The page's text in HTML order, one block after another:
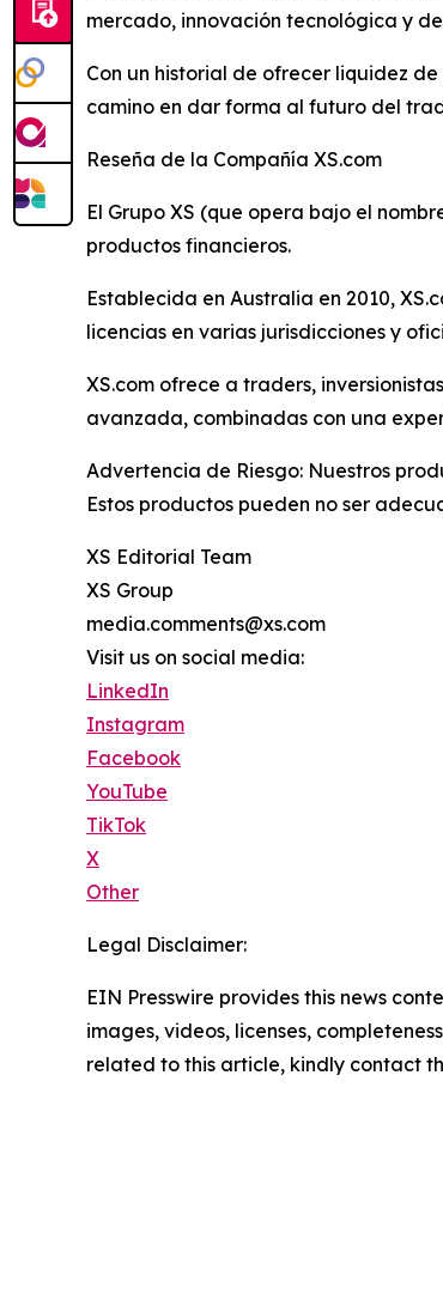
mercado, innovación tecnológica y
Con un historial de ofrecer liquidez
camino en dar forma al futuro del
Reseña de la Compañía XS.com
El Grupo XS (que opera bajo el
productos financieros.
Establecida en Australia en 2010,
licencias en varias jurisdicciones y
XS.com ofrece a traders,
avanzada, combinadas con una
Advertencia de Riesgo: Nuestros
Estos productos pueden no ser
XS Editorial Team
XS Group
media.comments@xs.com
Visit us on social media:
LinkedIn
Instagram
Facebook
YouTube
TikTok
X
Other
Legal Disclaimer:
EIN Presswire provides this news
images, videos, licenses,
related to this article, kindly contact